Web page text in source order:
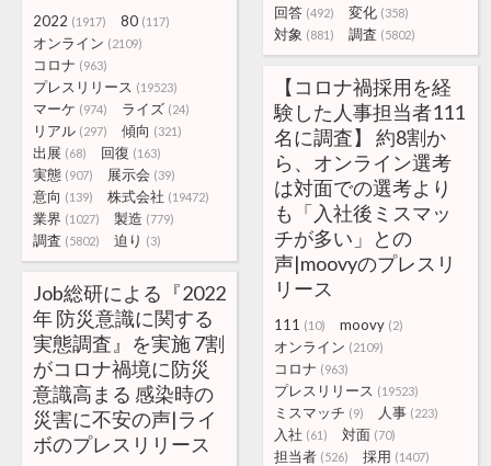
回答 (492) 変化 (358)
対象 (881) 調査 (5802)
2022 (1917) 80 (117)
オンライン (2109)
コロナ (963)
プレスリリース (19523)
マーケ (974) ライズ (24)
リアル (297) 傾向 (321)
出展 (68) 回復 (163)
実態 (907) 展示会 (39)
意向 (139) 株式会社 (19472)
業界 (1027) 製造 (779)
調査 (5802) 迫り (3)
【コロナ禍採用を経
験した人事担当者111
名に調査】 約8割か
ら、オンライン選考
は対面での選考より
も「入社後ミスマッ
チが多い」との
声|moovyのプレスリ
リース
111 (10) moovy (2)
オンライン (2109)
コロナ (963)
プレスリリース (19523)
ミスマッチ (9) 人事 (223)
入社 (61) 対面 (70)
担当者 (526) 採用 (1407)
Job総研による『2022
年 防災意識に関する
実態調査』を実施 7割
がコロナ禍境に防災
意識高まる 感染時の
災害に不安の声|ライ
ボのプレスリリース